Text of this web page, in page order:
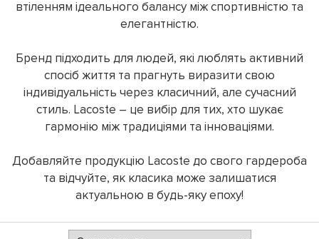
втіленням ідеального балансу між спортивністю та
елегантністю.
Бренд підходить для людей, які люблять активний
спосіб життя та прагнуть виразити свою
індивідуальність через класичний, але сучасний
стиль. Lacoste – це вибір для тих, хто шукає
гармонію між традиціями та інноваціями.
Добавляйте продукцію Lacoste до свого гардероба
та відчуйте, як класика може залишатися
актуальною в будь-яку епоху!